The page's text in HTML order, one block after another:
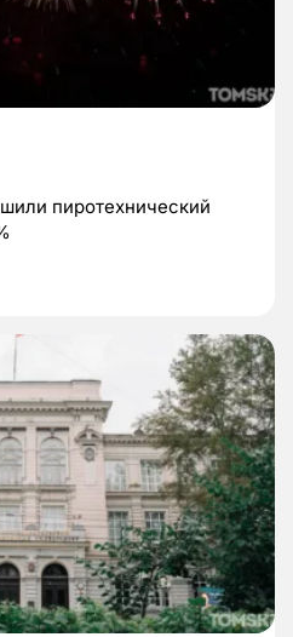
пиротехнический